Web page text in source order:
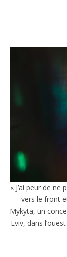
« J’ai peur de
vers le front
Mykyta, un
Lviv, dans